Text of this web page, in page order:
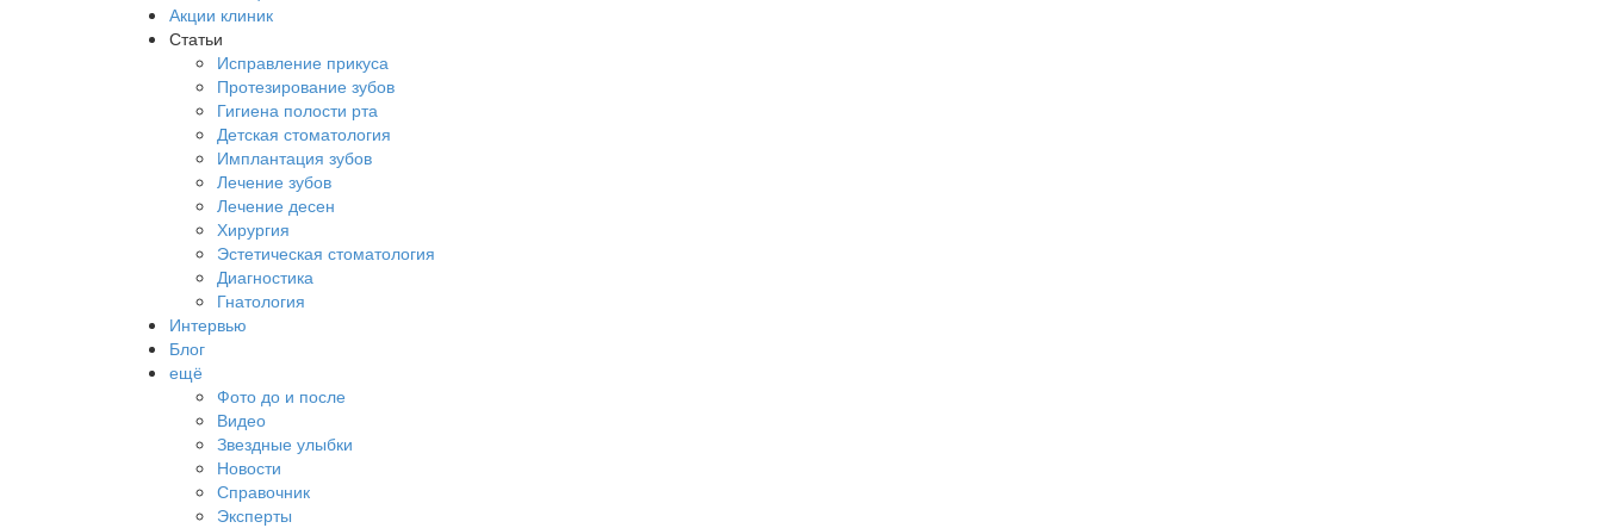
Акции клиник
Статьи
Исправление прикуса
Протезирование зубов
Гигиена полости рта
Детская стоматология
Имплантация зубов
Лечение зубов
Лечение десен
Хирургия
Эстетическая стоматология
Диагностика
Гнатология
Интервью
Блог
ещё
Фото до и после
Видео
Звездные улыбки
Новости
Справочник
Эксперты